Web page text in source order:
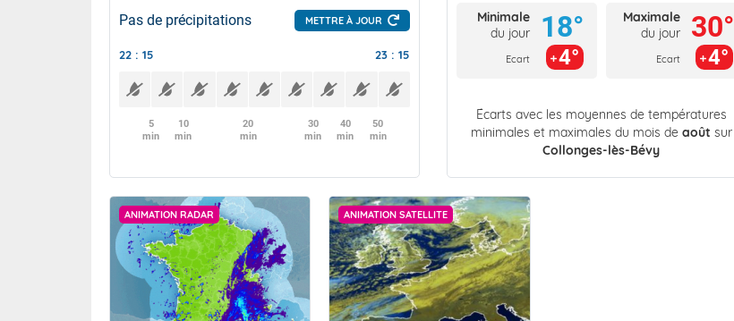
Pas de précipitations METTRE À JOUR
22 : 15 23 : 15
5
min
10
min
20
min
30
min
40
min
50
min
Minimale
du jour
Ecart
18°
4°
Maximale
du jour
Ecart
30°
4°
Écarts avec les moyennes de températures
minimales et maximales du mois de août sur
Collonges-lès-Bévy
ANIMATION RADAR ANIMATION SATELLITE